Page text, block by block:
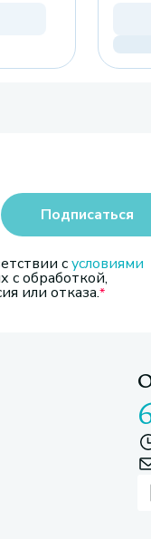
сусловиями
с обработкой,
или отказа.
Подписаться